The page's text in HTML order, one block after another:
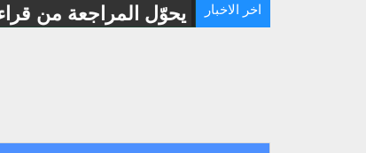
اخر الاخبار
منجز: تطبيق يحوّل المراجعة من قراءة